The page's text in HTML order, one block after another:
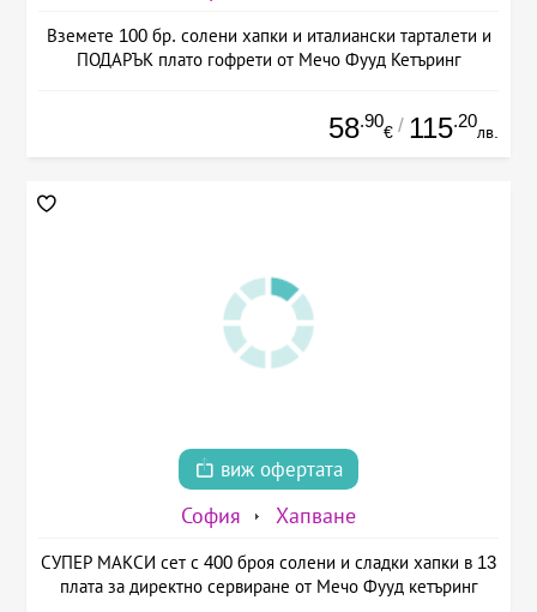
Вземете 100 бр. солени хапки и италиански тарталети и
ПОДАРЪК плато гофрети от Мечо Фууд Кетъринг
58.90
€ / 115.20
лв.
виж офертата
София Хапване
СУПЕР МАКСИ сет с 400 броя солени и сладки хапки в 13
плата за директно сервиране от Мечо Фууд кетъринг